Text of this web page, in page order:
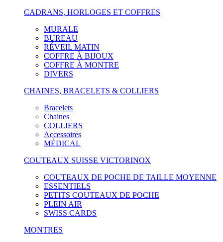
CADRANS, HORLOGES ET COFFRES
MURALE
BUREAU
RÉVEIL MATIN
COFFRE À BIJOUX
COFFRE À MONTRE
DIVERS
CHAINES, BRACELETS & COLLIERS
Bracelets
Chaines
COLLIERS
Accessoires
MÉDICAL
COUTEAUX SUISSE VICTORINOX
COUTEAUX DE POCHE DE TAILLE MOYENNE
ESSENTIELS
PETITS COUTEAUX DE POCHE
PLEIN AIR
SWISS CARDS
MONTRES